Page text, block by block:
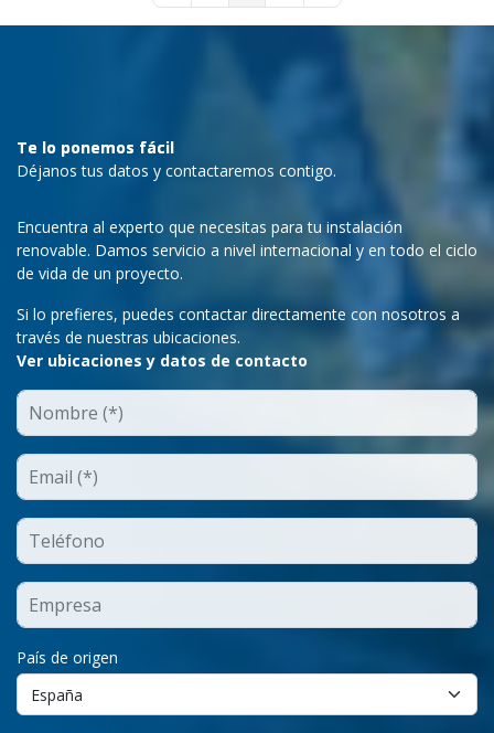
Te lo ponemos fácil
Déjanos tus datos y contactaremos contigo.
Encuentra al experto que necesitas para tu instalación
renovable. Damos servicio a nivel internacional y en todo el ciclo
de vida de un proyecto.
Si lo prefieres, puedes contactar directamente con nosotros a
través de nuestras ubicaciones.
Ver ubicaciones y datos de contacto
País de origen